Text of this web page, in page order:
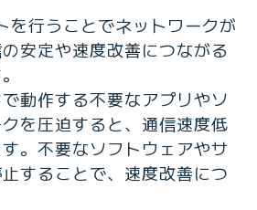
を行うことでネットワークが
安定や速度改善につながる
動作する不要なアプリやソ
を圧迫すると、通信速度低
。不要なソフトウェアやサ
することで、速度改善につ